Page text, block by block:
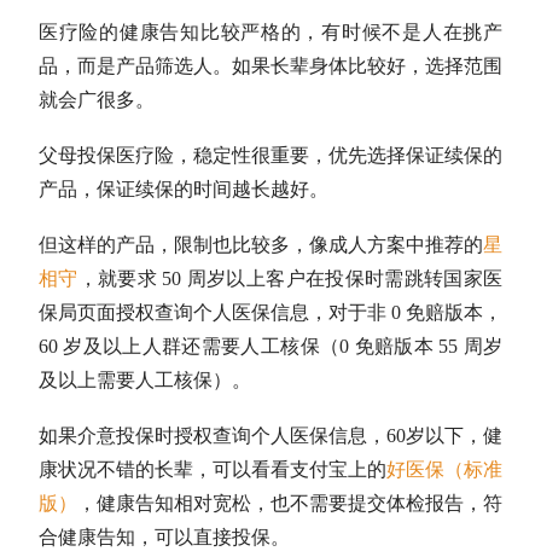
医疗险的健康告知比较严格的，有时候不是人在挑产
品，而是产品筛选人。如果长辈身体比较好，选择范围
就会广很多。
父母投保医疗险，稳定性很重要，优先选择保证续保的
产品，保证续保的时间越长越好。
但这样的产品，限制也比较多，像成人方案中推荐的星
相守 ，就要求 50 周岁以上客户在投保时需跳转国家医
保局页面授权查询个人医保信息，对于非 0 免赔版本，
60 岁及以上人群还需要人工核保（0 免赔版本 55 周岁
及以上需要人工核保）。
如果介意投保时授权查询个人医保信息，60岁以下，健
康状况不错的长辈，可以看看支付宝上的好医保（标准
版）
，健康告知相对宽松，也不需要提交体检报告，符
合健康告知，可以直接投保。